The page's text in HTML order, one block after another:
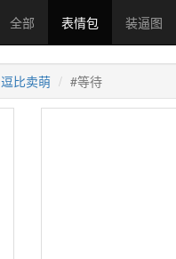
全部 表情包 装逼图
逗比卖萌 #等待